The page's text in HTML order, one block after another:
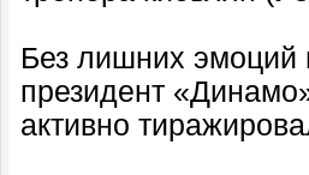
Без лишних эмоций
президент
активно